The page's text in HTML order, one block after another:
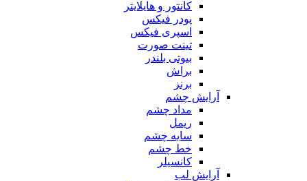
کانتور و هایلایتر
پودر فیکس
اسپری فیکس
تینت صورت
بیوتی بلندر
براش
برنز
آرایش چشم
مداد چشم
ریمل
سایه چشم
خط چشم
کانسیلر
آرایش لب